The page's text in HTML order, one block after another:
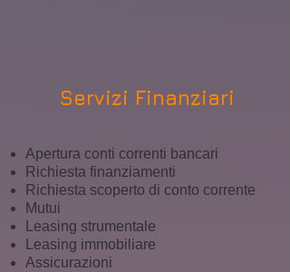
Servizi Finanziari
Apertura conti correnti bancari
Richiesta finanziamenti
Richiesta scoperto di conto corrente
Mutui
Leasing strumentale
Leasing immobiliare
Assicurazioni